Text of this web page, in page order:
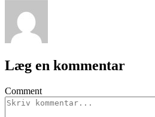
Læg en kommentar
Comment